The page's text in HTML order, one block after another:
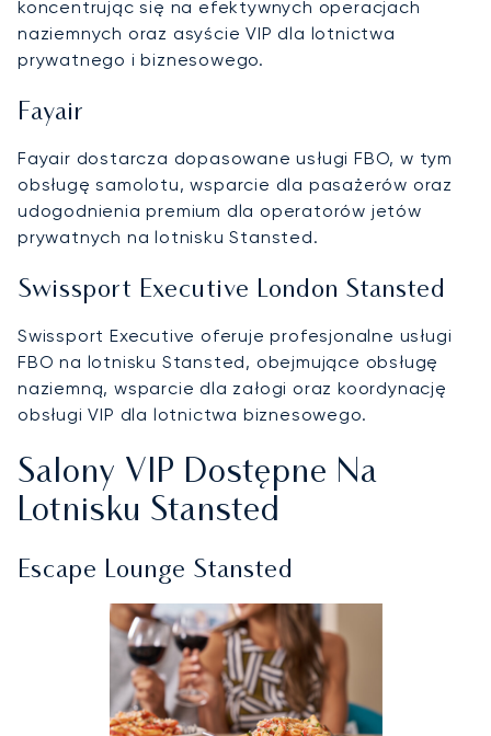
koncentrując się na efektywnych operacjach
naziemnych oraz asyście VIP dla lotnictwa
prywatnego i biznesowego.
Fayair
Fayair dostarcza dopasowane usługi FBO, w tym
obsługę samolotu, wsparcie dla pasażerów oraz
udogodnienia premium dla operatorów jetów
prywatnych na lotnisku Stansted.
Swissport Executive London Stansted
Swissport Executive oferuje profesjonalne usługi
FBO na lotnisku Stansted, obejmujące obsługę
naziemną, wsparcie dla załogi oraz koordynację
obsługi VIP dla lotnictwa biznesowego.
Salony VIP Dostępne Na
Lotnisku Stansted
Escape Lounge Stansted